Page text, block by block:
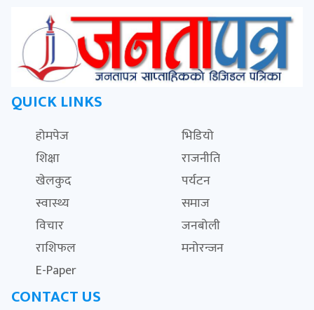
QUICK LINKS
होमपेज
भिडियो
शिक्षा
राजनीति
खेलकुद
पर्यटन
स्वास्थ्य
समाज
विचार
जनबोली
राशिफल
मनोरन्जन
E-Paper
CONTACT US